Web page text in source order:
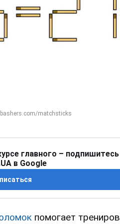
главного – подпишитесь
в Google
помогает